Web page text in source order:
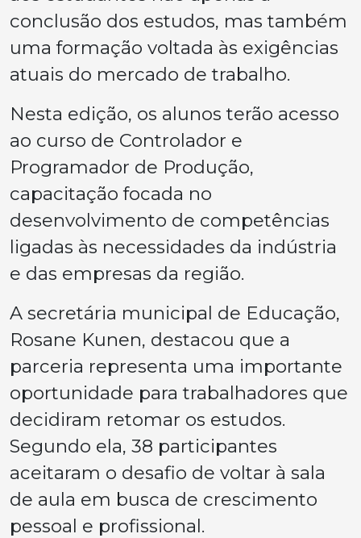
conclusão dos estudos, mas também
uma formação voltada às exigências
atuais do mercado de trabalho.
Nesta edição, os alunos terão acesso
ao curso de Controlador e
Programador de Produção,
capacitação focada no
desenvolvimento de competências
ligadas às necessidades da indústria
e das empresas da região.
A secretária municipal de Educação,
Rosane Kunen, destacou que a
parceria representa uma importante
oportunidade para trabalhadores que
decidiram retomar os estudos.
Segundo ela, 38 participantes
aceitaram o desafio de voltar à sala
de aula em busca de crescimento
pessoal e profissional.